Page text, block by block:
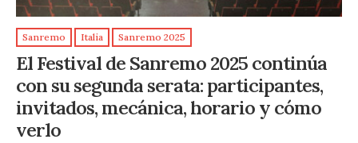
Sanremo Italia Sanremo 2025
El Festival de Sanremo 2025 continúa
con su segunda serata: participantes,
invitados, mecánica, horario y cómo
verlo